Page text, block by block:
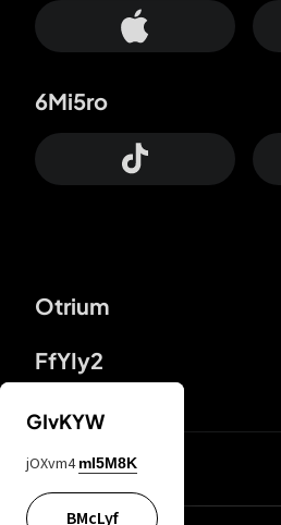
Otrium
FfYIy2
6Mi5ro
DDcvSo
GIvKYW
jOXvm4 mI5M8K
BMcLyf